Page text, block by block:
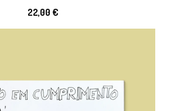
22,00 €